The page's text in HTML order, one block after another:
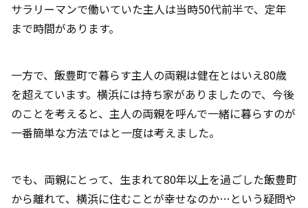
サラリーマンで働いていた主人は当時50代前半で、定年
まで時間があります。
一方で、飯豊町で暮らす主人の両親は健在とはいえ80歳
を超えています。横浜には持ち家がありましたので、今後
のことを考えると、主人の両親を呼んで一緒に暮らすのが
一番簡単な方法ではと一度は考えました。
でも、両親にとって、生まれて80年以上を過ごした飯豊町
から離れて、横浜に住むことが幸せなのか…という疑問や